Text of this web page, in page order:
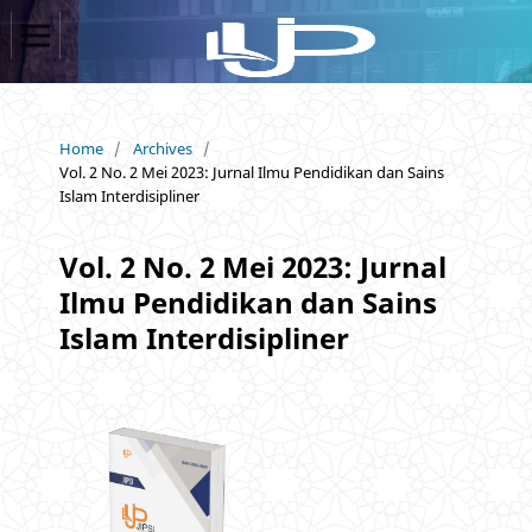
Home / Archives /
Vol. 2 No. 2 Mei 2023: Jurnal Ilmu Pendidikan dan Sains
Islam Interdisipliner
Vol. 2 No. 2 Mei 2023: Jurnal
Ilmu Pendidikan dan Sains
Islam Interdisipliner